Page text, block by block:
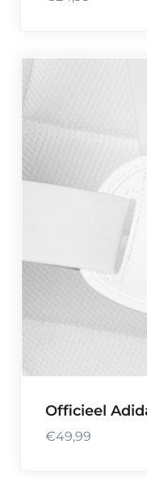
Officieel
€49,99